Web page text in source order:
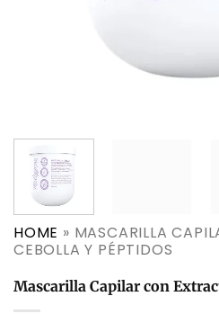
HOME » MASCARILLA
CEBOLLA Y PÉPTIDOS
Mascarilla Capilar con